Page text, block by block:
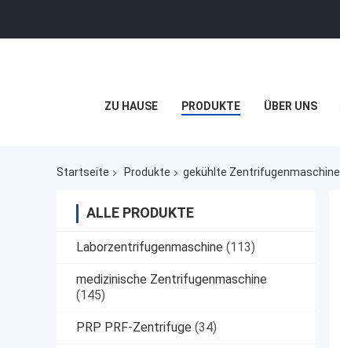
ZU HAUSE PRODUKTE ÜBER UNS
Startseite Produkte gekühlte Zentrifugenmaschine
ALLE PRODUKTE
Laborzentrifugenmaschine (113)
medizinische Zentrifugenmaschine
(145)
PRP PRF-Zentrifuge (34)